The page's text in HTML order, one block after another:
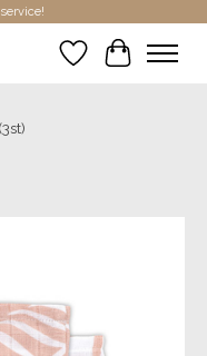
Verlanglijst